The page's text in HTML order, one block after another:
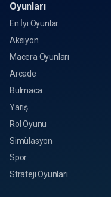
Oyunları
En İyi Oyunlar
Aksiyon
Macera Oyunları
Arcade
Bulmaca
Yarış
Rol Oyunu
Simülasyon
Spor
Strateji Oyunları